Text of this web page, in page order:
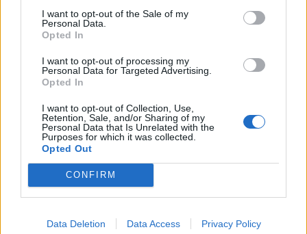
I want to opt-out of the Sale of my
Personal Data.
Opted In
I want to opt-out of processing my
Personal Data for Targeted Advertising.
Opted In
I want to opt-out of Collection, Use,
Retention, Sale, and/or Sharing of my
Personal Data that Is Unrelated with the
Purposes for which it was collected.
Opted Out
CONFIRM
Data Deletion Data Access Privacy Policy
qualificazione alla UEFA Champions League della
prossima stagione.
maggiore.Se una squadra dovesse disputare la sua
ultima partita dopo che un’altra ha completato la sua ultima
le serve per raggiungere i propri obiettivi. “
LIVE - Riparte il mercato in Premier League: tutti gli
aggiornamenti
Terremoto FIFA: l'Inghilterra scarica Infantino. Rischio